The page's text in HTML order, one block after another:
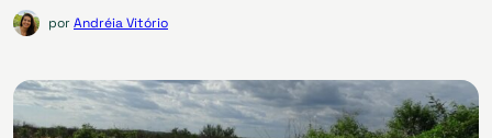
porAndréia Vitório